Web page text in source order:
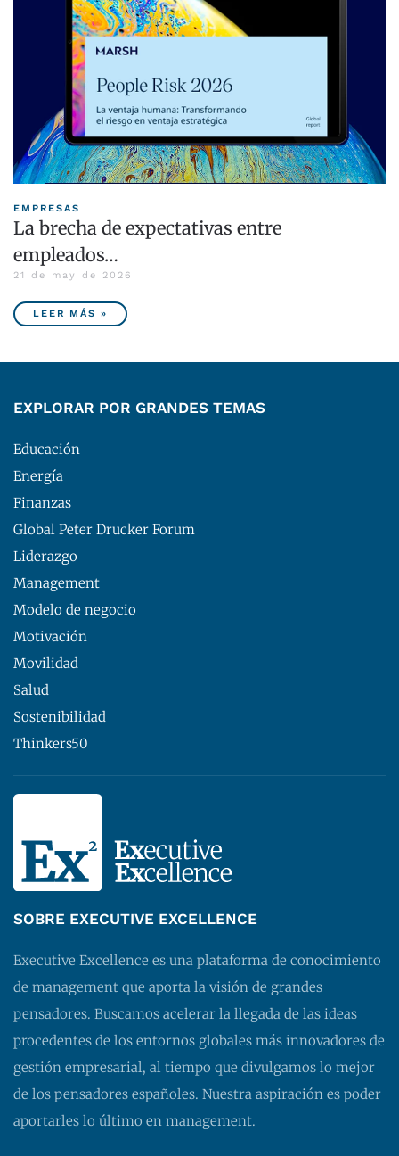
EMPRESAS
La brecha de expectativas entre
empleados…
21 de may de 2026
LEER MÁS »
EXPLORAR POR GRANDES TEMAS
Educación
Energía
Finanzas
Global Peter Drucker Forum
Liderazgo
Management
Modelo de negocio
Motivación
Movilidad
Salud
Sostenibilidad
Thinkers50
SOBRE EXECUTIVE EXCELLENCE
Executive Excellence es una plataforma de conocimiento
de management que aporta la visión de grandes
pensadores. Buscamos acelerar la llegada de las ideas
procedentes de los entornos globales más innovadores de
gestión empresarial, al tiempo que divulgamos lo mejor
de los pensadores españoles. Nuestra aspiración es poder
aportarles lo último en management.